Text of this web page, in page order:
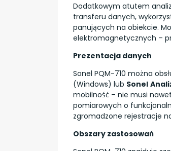
Dodatkowym atutem
transferu danych,
panujących na obiekcie.
elektromagnetycznych –
Prezentacja danych
Sonel PQM-710 można
(Windows) lub Sonel
mobilność – nie musi
pomiarowych o
zgromadzone rejestracje
Obszary zastosowań